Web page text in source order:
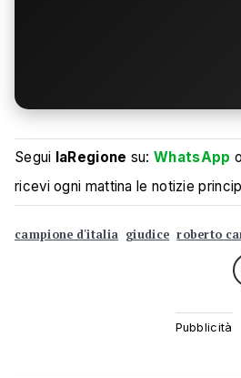
Segui laRegione su:WhatsApp
ricevi ogni mattina le notizie
campione d'italia giudice roberto